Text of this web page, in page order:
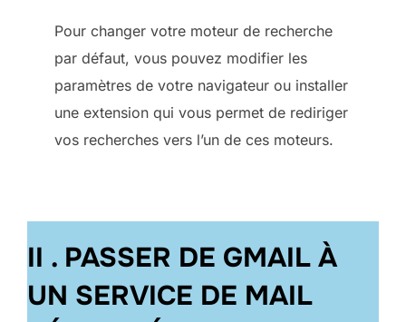
Pour changer votre moteur de recherche
par défaut, vous pouvez modifier les
paramètres de votre navigateur ou installer
une extension qui vous permet de rediriger
vos recherches vers l’un de ces moteurs.
II . PASSER DE GMAIL À
UN SERVICE DE MAIL